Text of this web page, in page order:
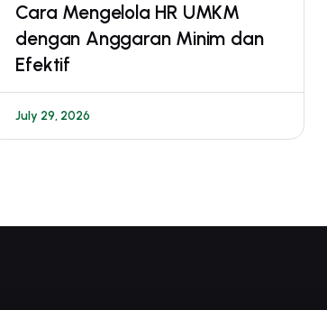
Cara Mengelola HR UMKM
dengan Anggaran Minim dan
Efektif
July 29, 2026